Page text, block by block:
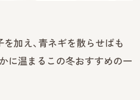
加え、青ネギを散らせばも
に温まるこの冬おすすめの一